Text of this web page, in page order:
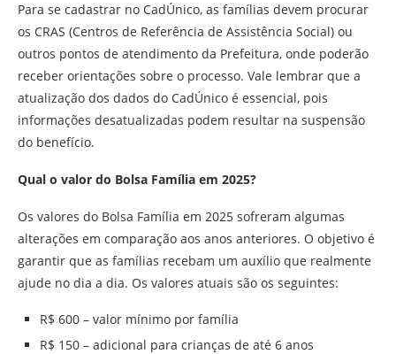
Para se cadastrar no CadÚnico, as famílias devem procurar
os CRAS (Centros de Referência de Assistência Social) ou
outros pontos de atendimento da Prefeitura, onde poderão
receber orientações sobre o processo. Vale lembrar que a
atualização dos dados do CadÚnico é essencial, pois
informações desatualizadas podem resultar na suspensão
do benefício.
Qual o valor do Bolsa Família em 2025?
Os valores do Bolsa Família em 2025 sofreram algumas
alterações em comparação aos anos anteriores. O objetivo é
garantir que as famílias recebam um auxílio que realmente
ajude no dia a dia. Os valores atuais são os seguintes:
R$ 600 – valor mínimo por família
R$ 150 – adicional para crianças de até 6 anos